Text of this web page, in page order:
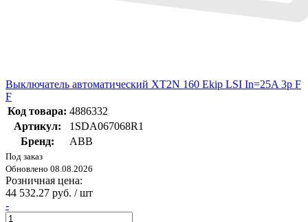
Выключатель автоматический XT2N 160 Ekip LSI In=25A 3p F
F
Код товара: 4886332
Артикул:
1SDA067068R1
Бренд:
ABB
Под заказ
Обновлено 08.08.2026
Розничная цена:
44 532.27 руб. / шт
-